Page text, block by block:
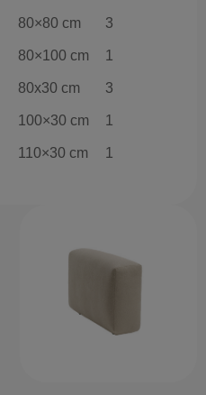
80×80 cm 3
80×100 cm 1
80x30 cm 3
100×30 cm 1
110×30 cm 1